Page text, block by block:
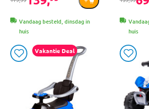
Vandaag besteld, dinsdag in
huis
huis
Vakantie Deal